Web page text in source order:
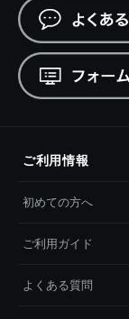
ご利用情報
初めての方へ
ご利用ガイド
よくある質問